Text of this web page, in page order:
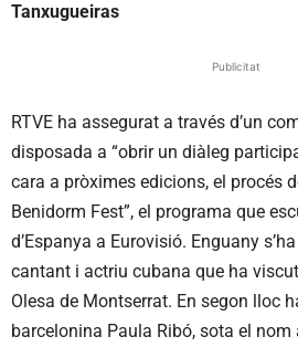
Tanxugueiras
Publicitat
RTVE ha assegurat a través d’un
disposada a “obrir un diàleg
cara a pròximes edicions, el procés
Benidorm Fest”, el programa que
d’Espanya a Eurovisió. Enguany
cantant i actriu cubana que ha
Olesa de Montserrat. En segon lloc
barcelonina Paula Ribó, sota el